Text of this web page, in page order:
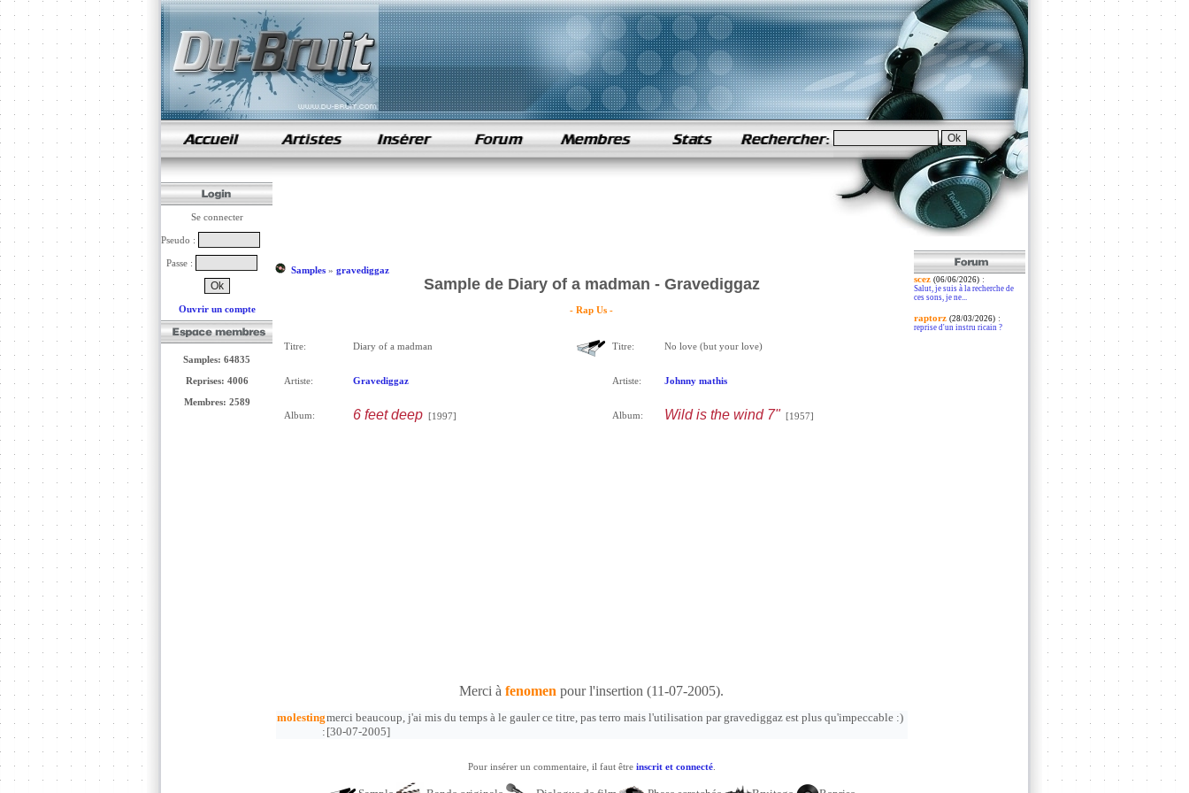
samples de rap
Se connecter
Pseudo :
Passe :
Ouvrir un compte
Samples: 64835
Reprises: 4006
Membres: 2589
Samples» gravediggaz
Sample de Diary of a madman - Gravediggaz
- Rap Us -
Titre: Diary of a madman
Artiste: Gravediggaz
Album: 6 feet deep[1997]
Titre: No love (but your love)
Artiste: Johnny mathis
Album: Wild is the wind 7" [1957]
Merci à fenomen pour l'insertion (11-07-2005).
molesting
:
merci beaucoup, j'ai mis du temps à le gauler ce titre, pas terro mais l'utilisation par gravediggaz est plus qu'impeccable :)
[30-07-2005]
Pour insérer un commentaire, il faut être inscrit et connecté.
scez (06/06/2026):
Salut, je suis à la recherche de
ces sons, je ne...
raptorz (28/03/2026):
reprise d'un instru ricain ?